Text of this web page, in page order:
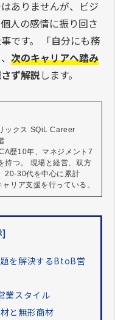
ありませんが、ビジ
人の感情に振り回さ
です。 「自分にも務
次のキャリアへ踏み
ず解説 します。
ックス SQiL Career
歴10年、マネジメント7
持つ。 現場と経営、双方
20-30代を中心に累計
リア支援を行っている。
]
を解決するBtoB営
業スタイル
と無形商材